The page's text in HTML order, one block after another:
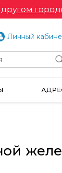
Личный